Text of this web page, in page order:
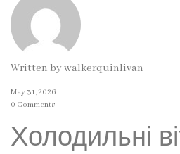
Written bywalkerquinlivan
May 31, 2026
0 Comments
Холодильні